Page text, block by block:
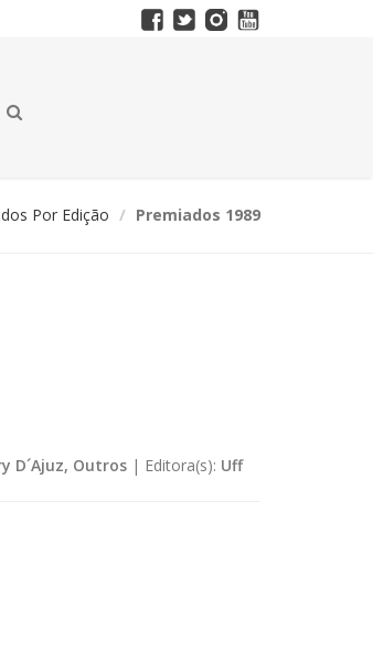
Por Edição Premiados 1989
D´Ajuz, Outros| Editora(s): Uff